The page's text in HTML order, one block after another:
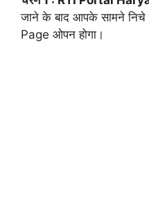
जाने के बाद आपके सामने निचे
Page ओपन होगा।